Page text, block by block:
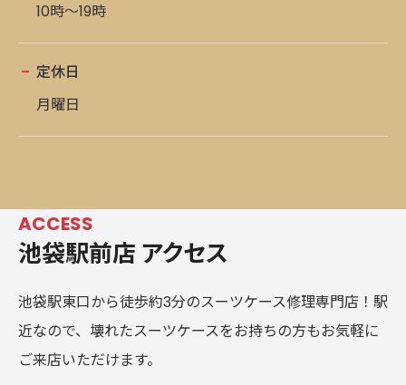
10時～19時
定休日
月曜日
ACCESS
池袋駅前店 アクセス
池袋駅東口から徒歩約3分のスーツケース修理専門店！駅
近なので、壊れたスーツケースをお持ちの方もお気軽に
ご来店いただけます。